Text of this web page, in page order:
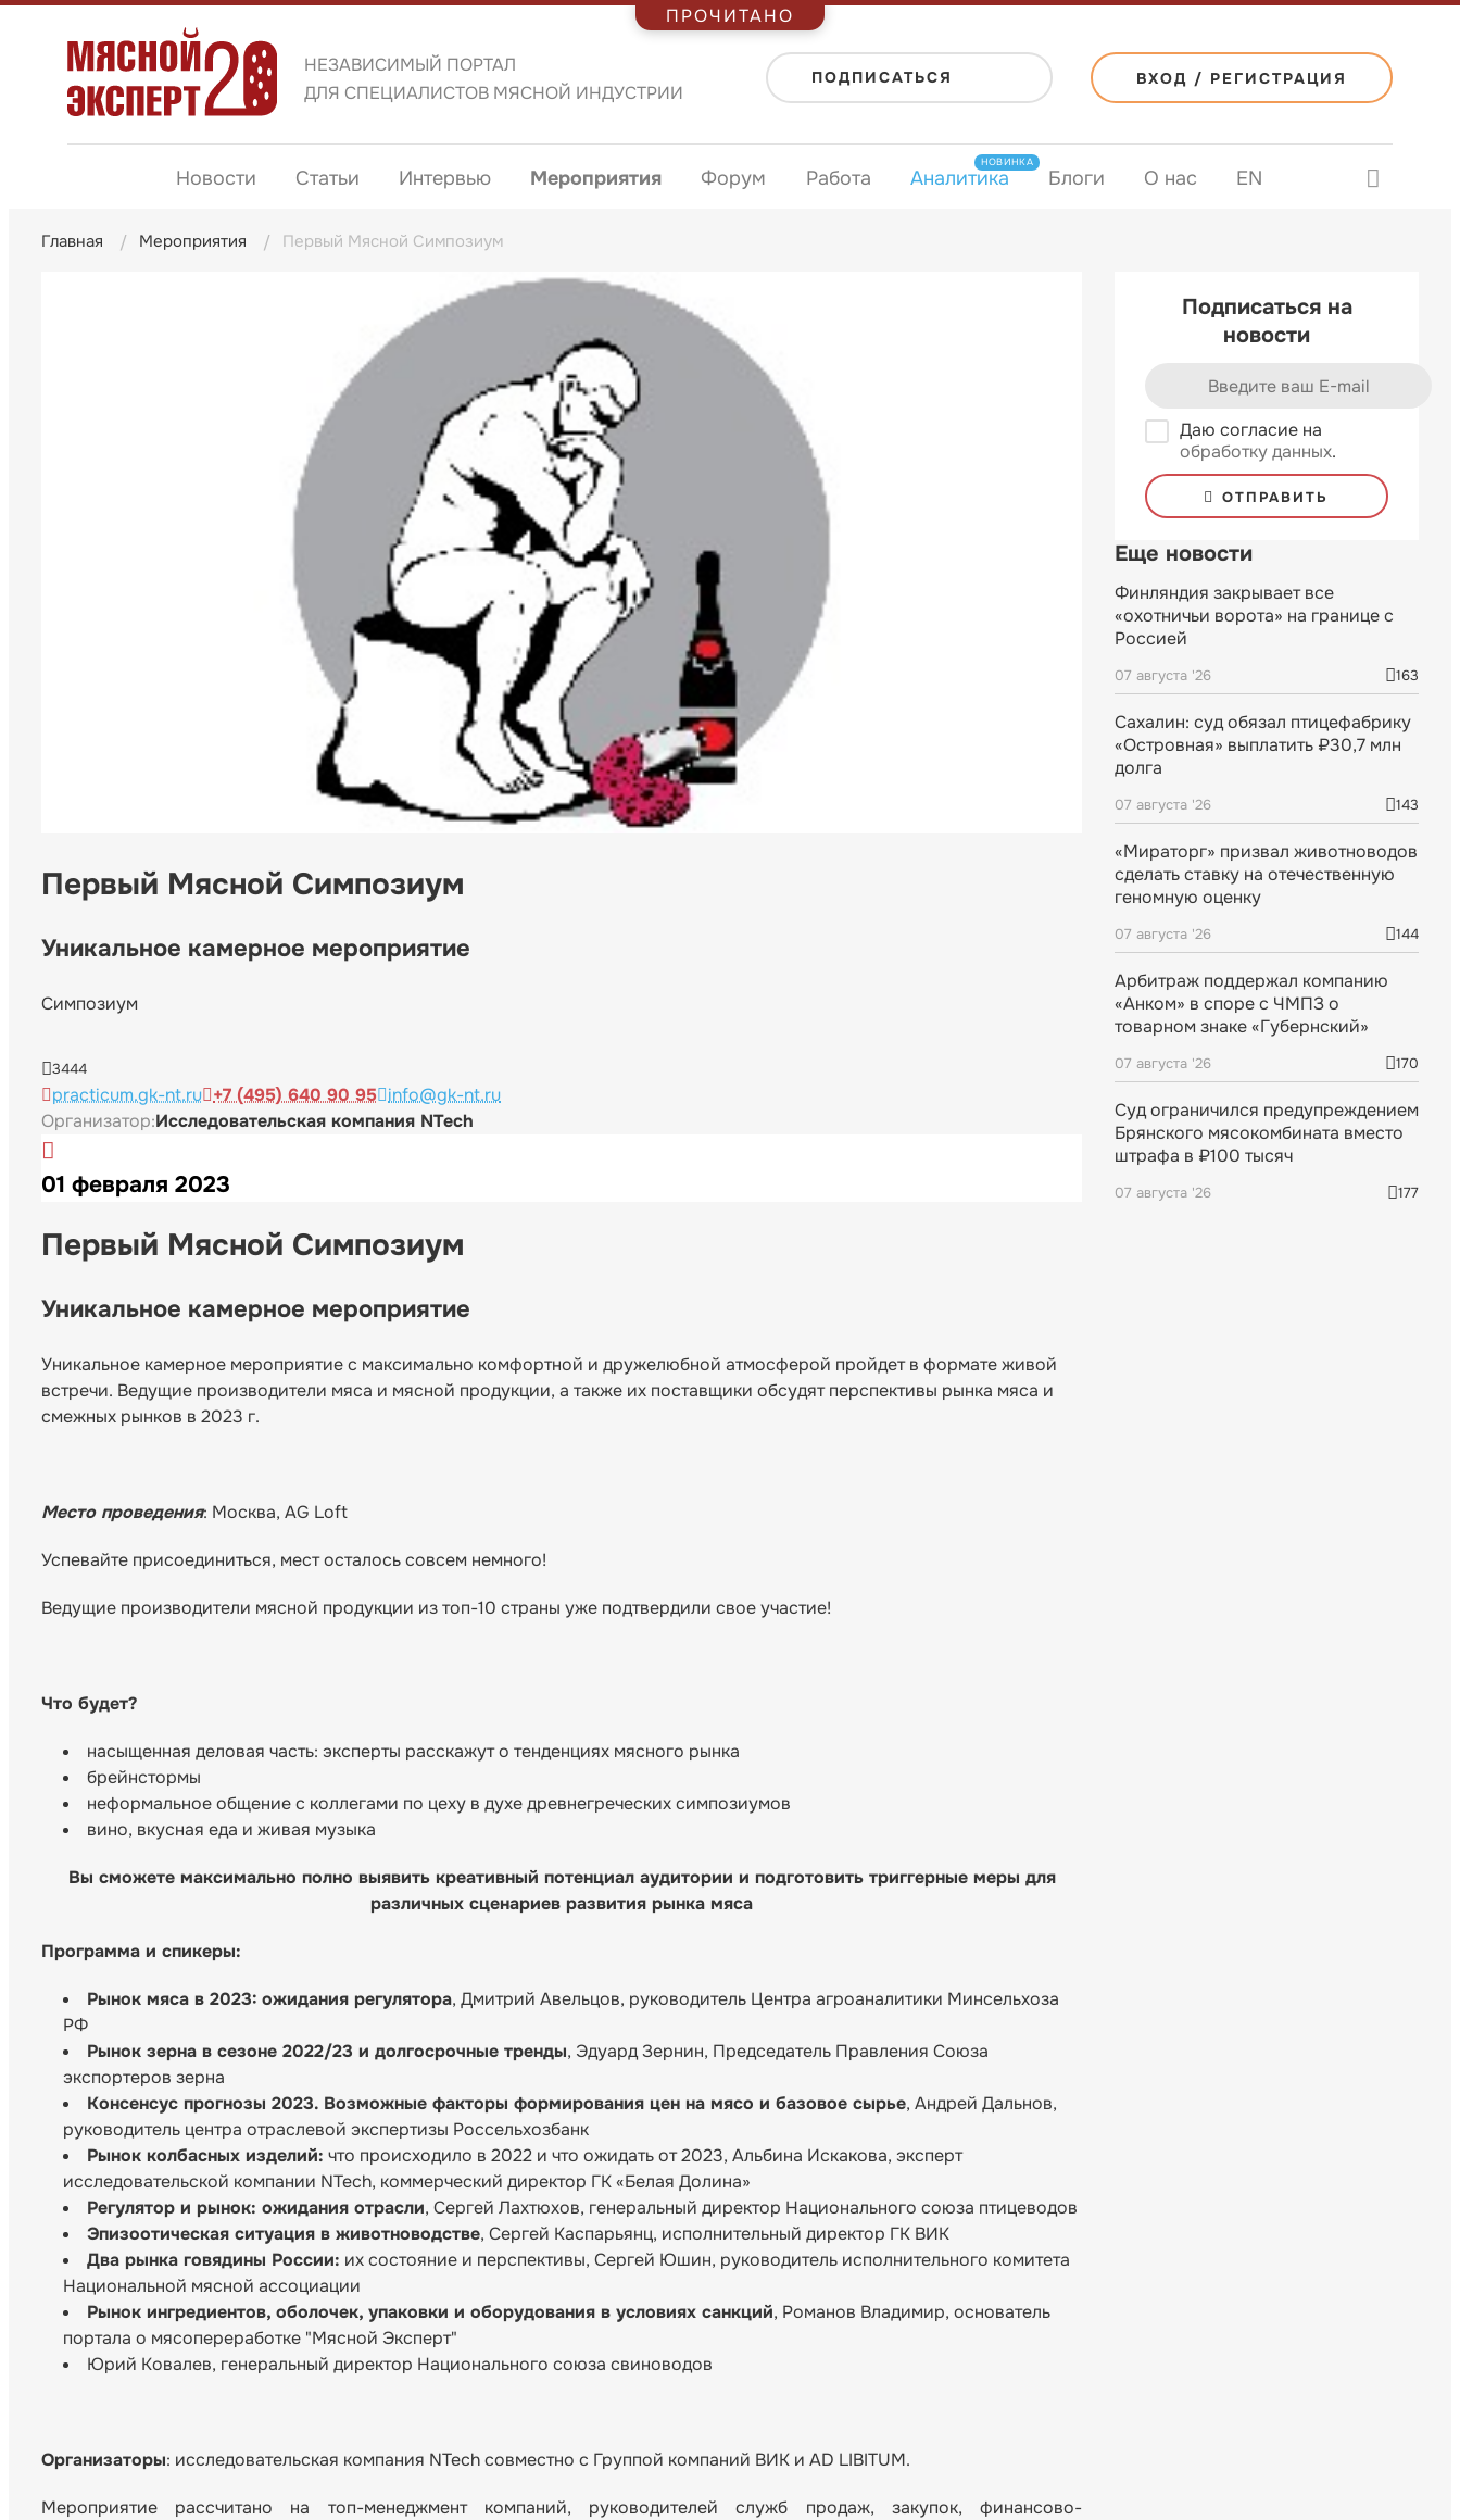
НЕЗАВИСИМЫЙ ПОРТАЛ
ДЛЯ СПЕЦИАЛИСТОВ МЯСНОЙ ИНДУСТРИИ
ПОДПИСАТЬСЯ ВХОД / РЕГИСТРАЦИЯ
Новости Статьи Интервью Мероприятия Форум Работа Аналитика
НОВИНКА
Блоги О нас EN
Главная Мероприятия Первый Мясной Симпозиум
Первый Мясной Симпозиум
Уникальное камерное мероприятие
Симпозиум
3444
practicum.gk-nt.ru +7 (495) 640 90 95 info@gk-nt.ru
Организатор:Исследовательская компания NTech
01 февраля 2023
Первый Мясной Симпозиум
Уникальное камерное мероприятие
Уникальное камерное мероприятие с максимально комфортной и дружелюбной атмосферой пройдет в формате живой
встречи. Ведущие производители мяса и мясной продукции, а также их поставщики обсудят перспективы рынка мяса и
смежных рынков в 2023 г.
Место проведения: Москва, AG Loft
Успевайте присоединиться, мест осталось совсем немного!
Ведущие производители мясной продукции из топ-10 страны уже подтвердили свое участие!
Что будет?
насыщенная деловая часть: эксперты расскажут о тенденциях мясного рынка
брейнстормы
неформальное общение с коллегами по цеху в духе древнегреческих симпозиумов
вино, вкусная еда и живая музыка
Вы сможете максимально полно выявить креативный потенциал аудитории и подготовить триггерные меры для
различных сценариев развития рынка мяса
Программа и спикеры:
Рынок мяса в 2023: ожидания регулятора, Дмитрий Авельцов, руководитель Центра агроаналитики Минсельхоза
РФ
Рынок зерна в сезоне 2022/23 и долгосрочные тренды, Эдуард Зернин, Председатель Правления Союза
экспортеров зерна
Консенсус прогнозы 2023. Возможные факторы формирования цен на мясо и базовое сырье, Андрей Дальнов,
руководитель центра отраслевой экспертизы Россельхозбанк
Рынок колбасных изделий: что происходило в 2022 и что ожидать от 2023, Альбина Искакова, эксперт
исследовательской компании NTech, коммерческий директор ГК «Белая Долина»
Регулятор и рынок: ожидания отрасли, Сергей Лахтюхов, генеральный директор Национального союза птицеводов
Эпизоотическая ситуация в животноводстве, Сергей Каспарьянц, исполнительный директор ГК ВИК
Два рынка говядины России: их состояние и перспективы, Сергей Юшин, руководитель исполнительного комитета
Национальной мясной ассоциации
Рынок ингредиентов, оболочек, упаковки и оборудования в условиях санкций, Романов Владимир, основатель
портала о мясопереработке "Мясной Эксперт"
Юрий Ковалев, генеральный директор Национального союза свиноводов
Организаторы: исследовательская компания NTech совместно с Группой компаний ВИК и AD LIBITUM.
Мероприятие рассчитано на топ-менеджмент компаний, руководителей служб продаж, закупок, финансово-
Подписаться на
новости
Даю согласие на
обработку данных.
ОТПРАВИТЬ
Еще новости
Финляндия закрывает все
«охотничьи ворота» на границе с
Россией
07 августа '26 163
Сахалин: суд обязал птицефабрику
«Островная» выплатить ₽30,7 млн
долга
07 августа '26 143
«Мираторг» призвал животноводов
сделать ставку на отечественную
геномную оценку
07 августа '26 144
Арбитраж поддержал компанию
«Анком» в споре с ЧМПЗ о
товарном знаке «Губернский»
07 августа '26 170
Суд ограничился предупреждением
Брянского мясокомбината вместо
штрафа в ₽100 тысяч
07 августа '26 177
ПРОЧИТАНО